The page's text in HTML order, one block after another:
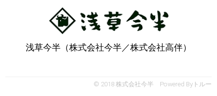
浅草今半（株式会社今半／株式会社高伴）
© 2018 株式会社今半 Powered Byトルー